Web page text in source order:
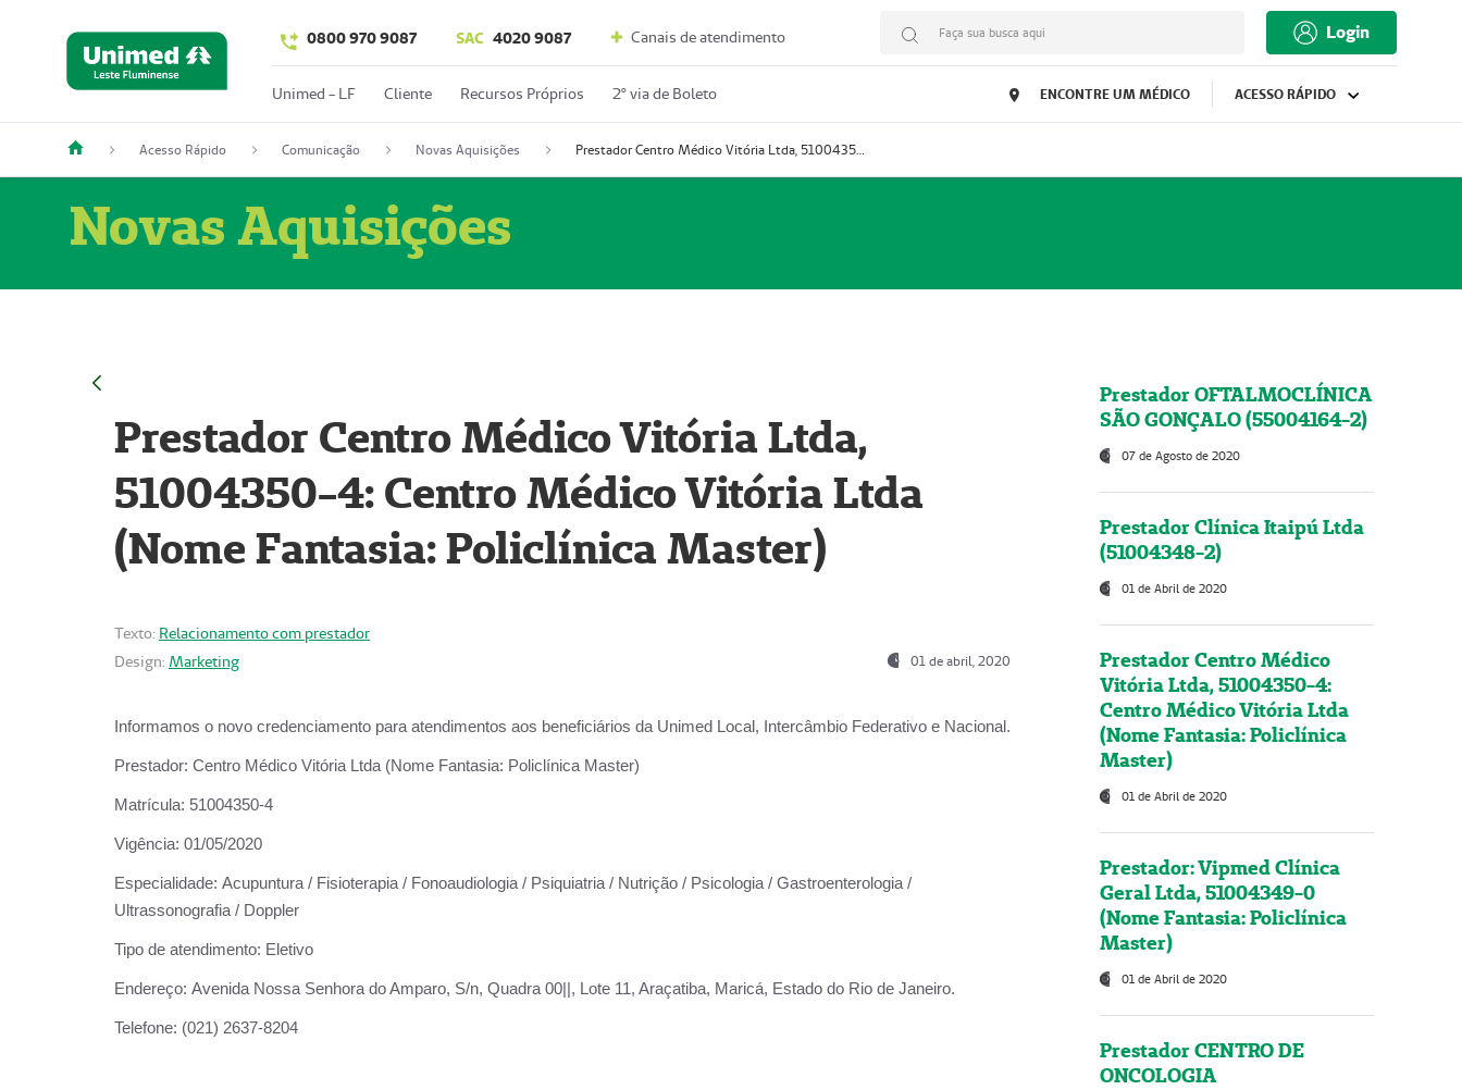
0800 970 9087 SAC 4020 9087 Canais de atendimento Faça sua busca aqui Login
Unimed - LF Cliente Recursos Próprios 2º via de Boleto ENCONTRE UM MÉDICO ACESSO RÁPIDO
Acesso Rápido Comunicação Novas Aquisições Prestador Centro Médico Vitória Ltda, 51004350-4: Centro Médico Vitória Ltda (Nome Fantasia: Policlínica Master)
Novas Aquisições
Prestador Centro Médico Vitória Ltda,
51004350-4: Centro Médico Vitória Ltda
(Nome Fantasia: Policlínica Master)
Texto: Relacionamento com prestador
Design: Marketing 01 de abril, 2020
Informamos o novo credenciamento para atendimentos aos beneficiários da Unimed Local, Intercâmbio Federativo e Nacional.
Prestador: Centro Médico Vitória Ltda (Nome Fantasia: Policlínica Master)
Matrícula: 51004350-4
Vigência: 01/05/2020
Especialidade: Acupuntura / Fisioterapia / Fonoaudiologia / Psiquiatria / Nutrição / Psicologia / Gastroenterologia /
Ultrassonografia / Doppler
Tipo de atendimento: Eletivo
Endereço: Avenida Nossa Senhora do Amparo, S/n, Quadra 00||, Lote 11, Araçatiba, Maricá, Estado do Rio de Janeiro.
Telefone: (021) 2637-8204
Prestador OFTALMOCLÍNICA
SÃO GONÇALO (55004164-2)
07 de Agosto de 2020
Prestador Clínica Itaipú Ltda
(51004348-2)
01 de Abril de 2020
Prestador Centro Médico
Vitória Ltda, 51004350-4:
Centro Médico Vitória Ltda
(Nome Fantasia: Policlínica
Master)
01 de Abril de 2020
Prestador: Vipmed Clínica
Geral Ltda, 51004349-0
(Nome Fantasia: Policlínica
Master)
01 de Abril de 2020
Prestador CENTRO DE
ONCOLOGIA